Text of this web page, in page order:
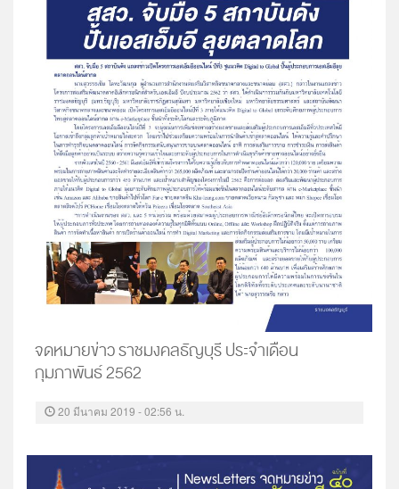
จดหมายข่าว ราชมงคลธัญบุรี ประจำเดือน
กุมภาพันธ์ 2562
20 มีนาคม 2019 - 02:56 น.